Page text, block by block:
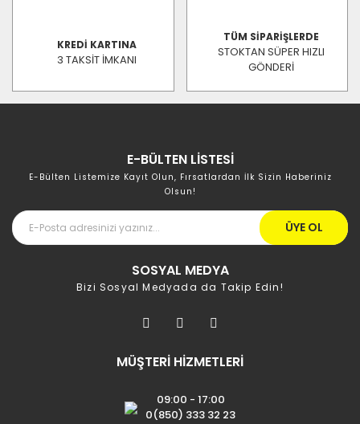
KREDİ KARTINA
3 TAKSİT İMKANI
TÜM SİPARİŞLERDE
STOKTAN SÜPER HIZLI
GÖNDERİ
E-BÜLTEN LİSTESİ
E-Bülten Listemize Kayıt Olun, Fırsatlardan İlk Sizin Haberiniz
Olsun!
ÜYE OL
SOSYAL MEDYA
Bizi Sosyal Medyada da Takip Edin!
MÜŞTERİ HİZMETLERİ
09:00 - 17:00
0(850) 333 32 23